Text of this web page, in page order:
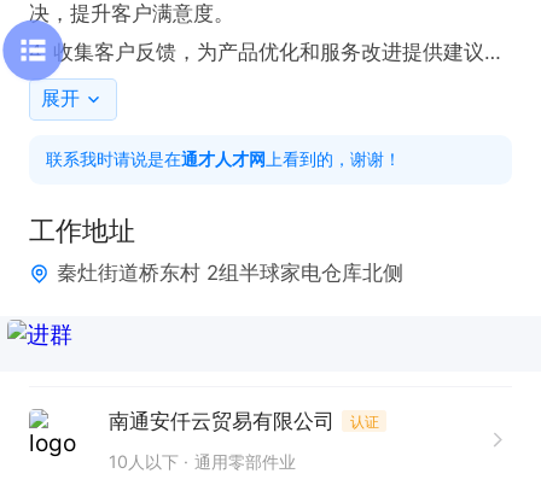
决，提升客户满意度。
4. 收集客户反馈，为产品优化和服务改进提供建议。
5. 协助开展电商平台的促销活动，向客户进行有效推
1. 具备良好的沟通能力，能够清晰、准确地与客户交
流。
2. 熟练掌握办公软件，具备基本的电脑操作技能。
只需两步，轻松找工作：1、先点击投简历；2、再打
电话。联系时请说在【通才人才网】上看到的！
展开
联系我时请说是在通才人才网 上看到的，谢谢！
工作地址
秦灶街道桥东村 2组半球家电仓库北侧
南通安仟云贸易有限公司 认证
10人以下 通用零部件业